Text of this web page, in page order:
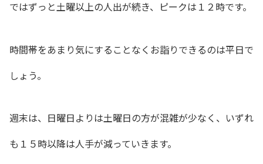
ではずっと土曜以上の人出が続き、ピークは１２時です。
時間帯をあまり気にすることなくお詣りできるのは平日で
しょう。
週末は、日曜日よりは土曜日の方が混雑が少なく、いずれ
も１５時以降は人手が減っていきます。